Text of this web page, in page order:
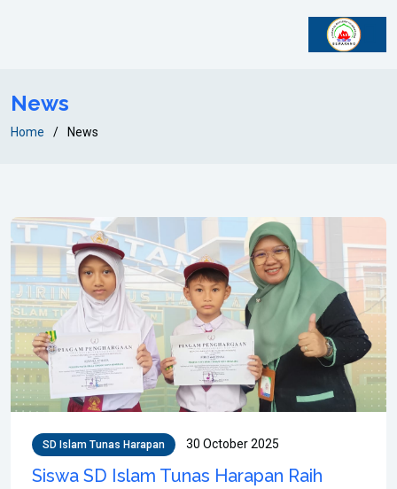
News
Home News
SD Islam Tunas Harapan 30 October 2025
Siswa SD Islam Tunas Harapan Raih